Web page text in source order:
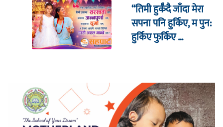
“तिमी हुर्कँदै जाँदा मेरा
सपना पनि हुर्किए, म पुन:
हुर्किए फुर्किए …